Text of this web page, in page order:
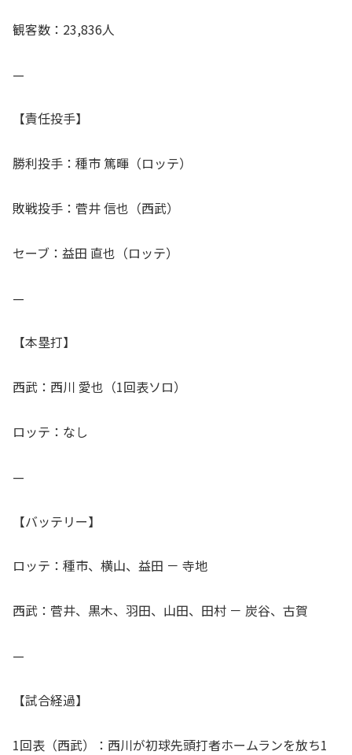
観客数：23,836人
—
【責任投手】
勝利投手：種市 篤暉（ロッテ）
敗戦投手：菅井 信也（西武）
セーブ：益田 直也（ロッテ）
—
【本塁打】
西武：西川 愛也（1回表ソロ）
ロッテ：なし
—
【バッテリー】
ロッテ：種市、横山、益田 － 寺地
西武：菅井、黒木、羽田、山田、田村 － 炭谷、古賀
—
【試合経過】
1回表（西武）：西川が初球先頭打者ホームランを放ち1